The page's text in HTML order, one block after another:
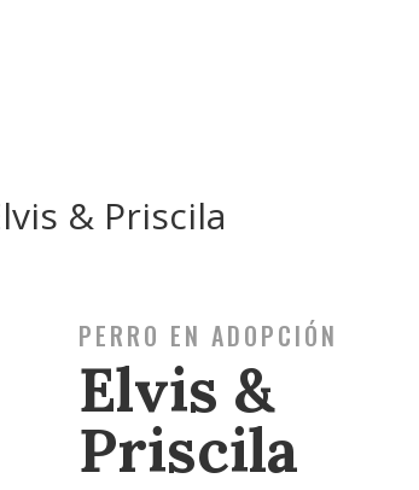
& Priscila
PERRO EN ADOPCIÓN
Elvis &
Priscila